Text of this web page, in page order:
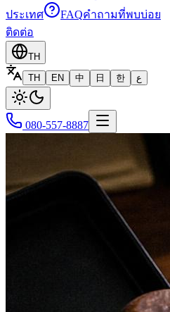
ประเทศ
FAQคำถามที่พบบ่อย
ติดต่อ
TH
TH
EN 中 日 한 ع
080-557-8887